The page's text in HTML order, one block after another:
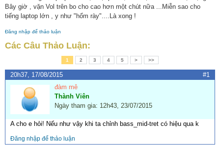
Bây giờ , vặn Vol trên bo cho cao hơn một chút nữa ...Miễn sao cho
tiếng laptop lớn , y như "hổm rày"....Là xong !
Đăng nhập để thảo luận
Các Câu Thảo Luận:
1 2 3 4 5 > >>
20h37, 17/08/2015
#1
đàm mê
Thành Viên
Ngày tham gia: 12h43, 23/07/2015
A cho e hỏi! Nếu như vậy khi ta chỉnh bass_mid-tret có hiệu qua k
Đăng nhập để thảo luận